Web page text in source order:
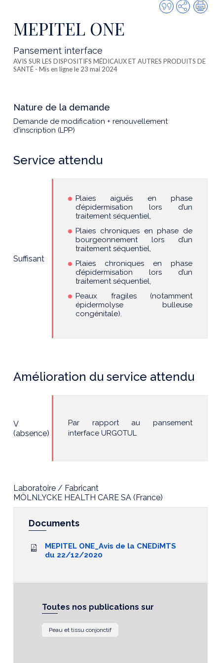
Citer
cette
Partager
MEPITEL ONE
Pansement interface
AVIS SUR LES DISPOSITIFS MÉDICAUX ET AUTRES PRODUITS DE
SANTÉ - Mis en ligne le 23 mai 2024
Nature de la demande
Demande de modification + renouvellement
d'inscription (LPP)
Service attendu
Suffisant
Plaies aiguës en phase
d’épidermisation lors d’un
traitement séquentiel,
Plaies chroniques en phase de
bourgeonnement lors d’un
traitement séquentiel,
Plaies chroniques en phase
d’épidermisation lors d’un
traitement séquentiel,
Peaux fragiles (notamment
épidermolyse bulleuse
congénitale).
Amélioration du service attendu
V
(absence)
Par rapport au pansement
interface URGOTUL
Laboratoire / Fabricant
MÖLNLYCKE HEALTH CARE SA (France)
Documents
MEPITEL ONE_Avis de la CNEDiMTS
du 22/12/2020
Toutes nos publications sur
Peau et tissu conjonctif